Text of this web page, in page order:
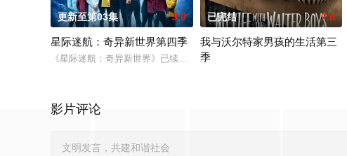
更新至第03集 3.0
星际迷航：奇异新世界第四季
《星际迷航：奇异新世界》已续订第四季。
已完结 7.0
我与沃尔特家男孩的生活第三
季
影片评论